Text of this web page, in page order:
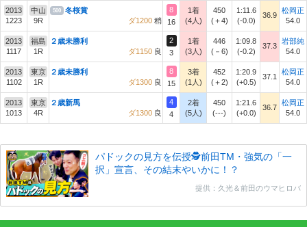
2013
1223
中山
9R
500
冬桜賞
ダ1200 稍
8
16
1着
(4人)
450
(＋4)
1:11.6
(-0.0)
36.9
松岡正
54.0
2013
1117
福島
1R
２歳未勝利
ダ1150 良
2
3
1着
(3人)
446
(－6)
1:09.8
(-0.2)
37.3
岩部純
54.0
2013
1102
東京
1R
２歳未勝利
ダ1300 良
8
15
3着
(1人)
452
(＋2)
1:20.9
(+0.5)
37.1
松岡正
54.0
2013
1013
東京
4R
２歳新馬
ダ1300 良
4
4
2着
(5人)
450
(---)
1:21.6
(+0.0)
36.7
松岡正
54.0
パドックの見方を伝授🕵前田TM・強気の「一
択」宣言、その結末やいかに！？
提供：久光＆前田のウマヒロバ